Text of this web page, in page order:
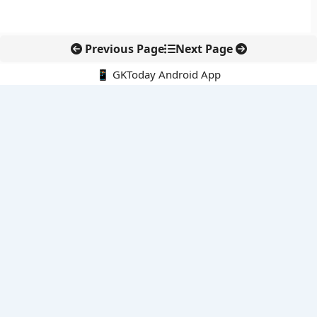
Previous Page Next Page
📱 GKToday Android App